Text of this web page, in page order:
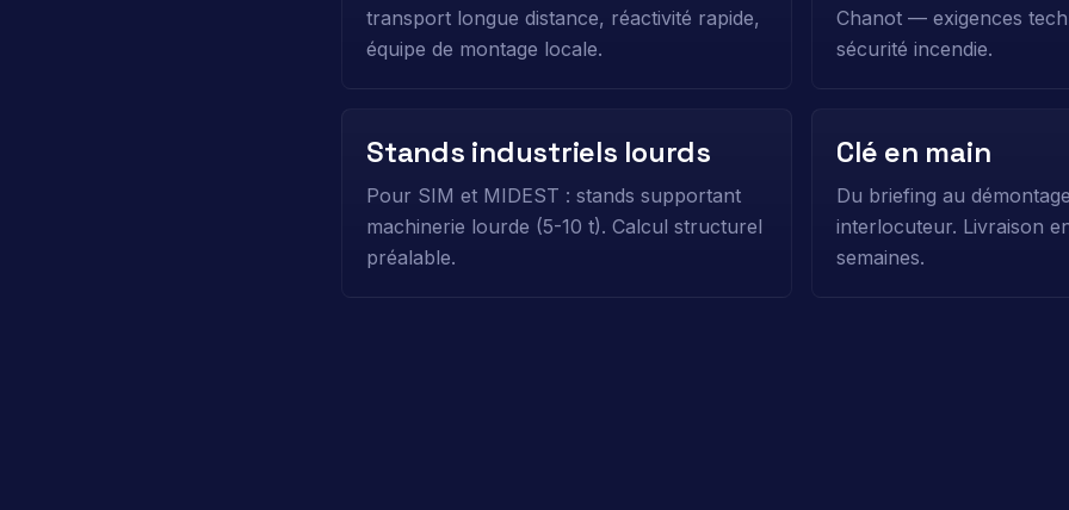
transport longue distance, réactivité rapide,
équipe de montage locale.
Chanot — exigences
sécurité incendie.
Stands industriels lourds
Pour SIM et MIDEST : stands supportant
machinerie lourde (5-10 t). Calcul structurel
préalable.
Clé en main
Du briefing au
interlocuteur. Livraison
semaines.